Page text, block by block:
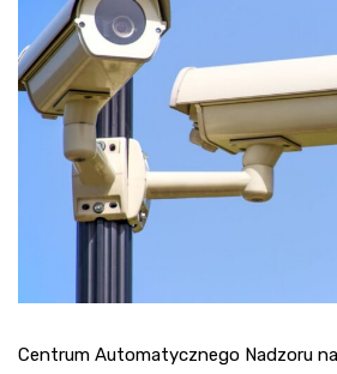
Centrum Automatycznego Nadzoru